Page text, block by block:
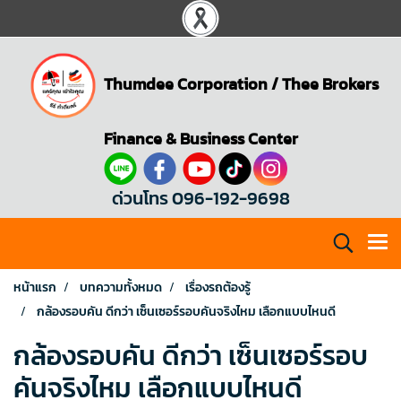
Thumdee Corporation/Thee Brokers
Finance & Business Center
ด่วนโทร 096-192-9698
หน้าแรก บทความทั้งหมด
เรื่องรถต้องรู้
กล้องรอบคัน ดีกว่า เซ็นเซอร์รอบคันจริงไหม เลือกแบบไหนดี
กล้องรอบคัน ดีกว่า เซ็นเซอร์รอบ
คันจริงไหม เลือกแบบไหนดี